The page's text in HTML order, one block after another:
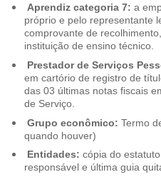
Aprendiz categoria 7: a
próprio e pelo representante
comprovante de
instituição de ensino técnico.
Prestador de Serviços
em cartório de registro de
das 03 últimas notas fiscais
de Serviço.
Grupo econômico: Termo
quando houver)
Entidades: cópia do
responsável e última guia